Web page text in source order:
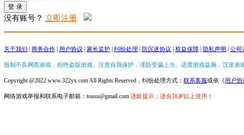
没有账号？ 立即注册
关于我们 | 商务合作 | 用户协议 | 家长监护 | 纠纷处理 | 防沉迷协议 | 权益保障 | 隐私声明 | 公司
抵制不良网页游戏，拒绝盗版游戏。注意自我保护，谨防受骗上当。适度游戏益脑，沉迷游
Copyright @2022 www.322yx.com All Rights Reserved，纠纷处理方式： 联系客服或依《用户协
网络游戏举报和联系电子邮箱：tousu@gmail.com 适龄提示：适合18岁以上使用！